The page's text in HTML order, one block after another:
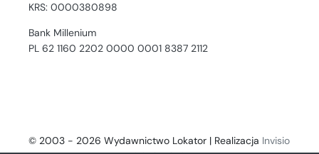
KRS: 0000380898
Bank Millenium
PL 62 1160 2202 0000 0001 8387 2112
© 2003 - 2026 Wydawnictwo Lokator | Realizacja Invisio